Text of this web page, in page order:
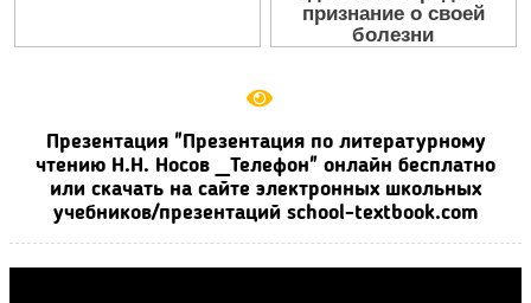
Презентация "Презентация по литературному
чтению Н.Н. Носов _Телефон" онлайн бесплатно
или скачать на сайте электронных школьных
учебников/презентаций school-textbook.com